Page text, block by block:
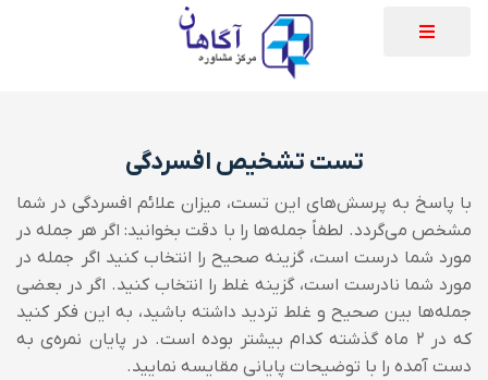
تست تشخیص افسردگی
با پاسخ به پرسش‌های این تست، میزان علائم افسردگی در شما
مشخص می‌گردد. لطفاً جمله‌ها را با دقت بخوانید: اگر هر جمله در
مورد شما درست است، گزینه صحیح را انتخاب کنید اگر جمله در
مورد شما نادرست است، گزینه غلط را انتخاب کنید. اگر در بعضی
جمله‌ها بین صحیح و غلط تردید داشته باشید، به این فکر کنید
که در ۲ ماه گذشته کدام بیشتر بوده است.
در پایان نمره‌ی به
دست آمده را با توضیحات پایانی مقایسه نمایید.